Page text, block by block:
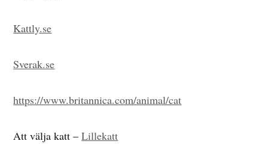
Kattly.se
Sverak.se
https://www.britannica.com/animal/cat
Att välja katt –Lillekatt